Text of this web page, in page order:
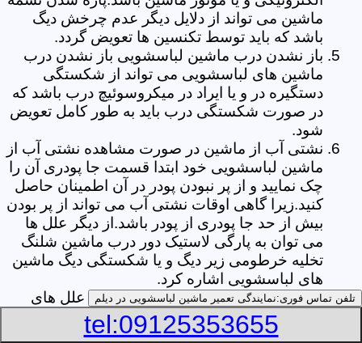
ماشین می تواند از دلایل دیگر عدم چرخش دیگ
باشد که باید توسط تکنسین ها تعویض گردد.
باز نشدن درب ماشین لباسشویی باز نشدن درب
ماشین های لباسشویی می تواند از شکستگی
دستگیره در و یا ایراد در میکروسوئیچ درب باشد که
در صورت شکستگی درب باید به طور کامل تعویض
شود.
نشتی آب از ماشین در صورت مشاهده نشتی آب از
ماشین لباسشویی خود ابتدا قسمت جا پودری آن را
چک نمایید و از پر نبودن پودر در آن اطمینان حاصل
کنید.زیرا گاهی اوقات نشتی آب می تواند از پر بودن
بیش از حد جا پودری از پودر باشد.از دیگر علل ها
می توان به پارگی لاستیک دور درب ماشین شلنگ
تخلیه خرطومی زیر دیگ و یا شکستگی دیگ ماشین
های لباسشویی اشاره کرد.
خشک نکردن لباس ها یکی از بیشترین علل های
خشک نکردن لباس ها توسط ماشین های
لباسشویی پر کردن دیگ آن ها بیش از حد ظرفیت
تلفن تماس فوری:نمایندگی تعمیر ماشین لباسشویی در دیلم
tel:09125353655